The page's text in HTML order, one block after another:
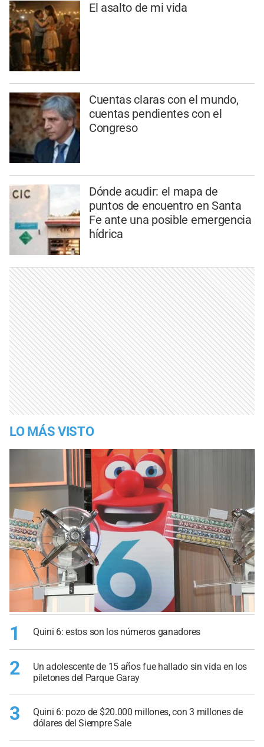
El asalto de mi vida
Cuentas claras con el mundo,
cuentas pendientes con el
Congreso
Dónde acudir: el mapa de
puntos de encuentro en Santa
Fe ante una posible emergencia
hídrica
LO MÁS VISTO
1 Quini 6: estos son los números ganadores
2
Un adolescente de 15 años fue hallado sin vida en los
piletones del Parque Garay
3
Quini 6: pozo de $20.000 millones, con 3 millones de
dólares del Siempre Sale